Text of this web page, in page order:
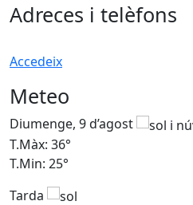
Adreces i telèfons
Accedeix
Meteo
Diumenge, 9 d’agost
T.Màx: 36°
T.Min: 25°
Tarda